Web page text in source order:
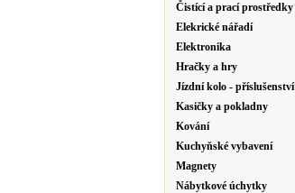
Čistící a prací prostředky
Elekrické nářadí
Elektronika
Hračky a hry
Jízdní kolo - příslušenství
Kasičky a pokladny
Kování
Kuchyňské vybavení
Magnety
Nábytkové úchytky